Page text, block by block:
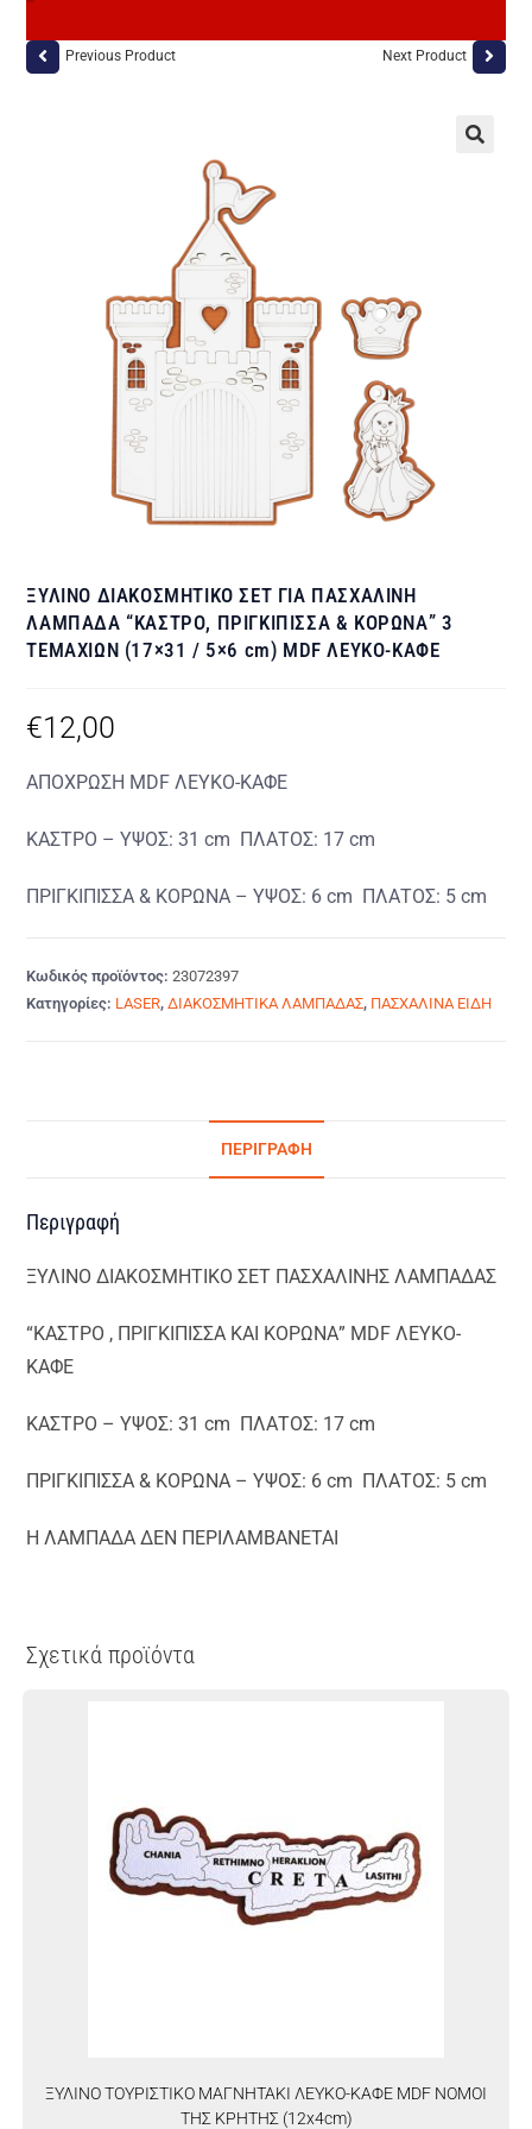
Previous Product Next Product
ΞΥΛΙΝΟ ΔΙΑΚΟΣΜΗΤΙΚΟ ΣΕΤ ΓΙΑ ΠΑΣΧΑΛΙΝΗ
ΛΑΜΠΑΔΑ “ΚΑΣΤΡΟ, ΠΡΙΓΚΙΠΙΣΣΑ & ΚΟΡΩΝΑ” 3
ΤΕΜΑΧΙΩΝ (17×31 / 5×6 cm) MDF ΛΕΥΚΟ-ΚΑΦΕ
€12,00
ΑΠΟΧΡΩΣΗ MDF ΛΕΥΚΟ-ΚΑΦΕ
ΚΑΣΤΡΟ – ΥΨΟΣ: 31 cm ΠΛΑΤΟΣ: 17 cm
ΠΡΙΓΚΙΠΙΣΣΑ & ΚΟΡΩΝΑ – ΥΨΟΣ: 6 cm ΠΛΑΤΟΣ: 5 cm
Κωδικός προϊόντος:23072397
Κατηγορίες: LASER,ΔΙΑΚΟΣΜΗΤΙΚΑ ΛΑΜΠΑΔΑΣ, ΠΑΣΧΑΛΙΝΑ ΕΙΔΗ
ΠΕΡΙΓΡΑΦΉ
Περιγραφή
ΞΥΛΙΝΟ ΔΙΑΚΟΣΜΗΤΙΚΟ ΣΕΤ ΠΑΣΧΑΛΙΝΗΣ ΛΑΜΠΑΔΑΣ
“ΚΑΣΤΡΟ , ΠΡΙΓΚΙΠΙΣΣΑ ΚΑΙ ΚΟΡΩΝΑ” MDF ΛΕΥΚΟ-
ΚΑΦΕ
ΚΑΣΤΡΟ – ΥΨΟΣ: 31 cm ΠΛΑΤΟΣ: 17 cm
ΠΡΙΓΚΙΠΙΣΣΑ & ΚΟΡΩΝΑ – ΥΨΟΣ: 6 cm ΠΛΑΤΟΣ: 5 cm
Η ΛΑΜΠΑΔΑ ΔΕΝ ΠΕΡΙΛΑΜΒΑΝΕΤΑΙ
Σχετικά προϊόντα
ΞΥΛΙΝΟ ΤΟΥΡΙΣΤΙΚΟ ΜΑΓΝΗΤΑΚΙ ΛΕΥΚΟ-ΚΑΦΕ MDF ΝΟΜΟΙ
ΤΗΣ ΚΡΗΤΗΣ (12x4cm)